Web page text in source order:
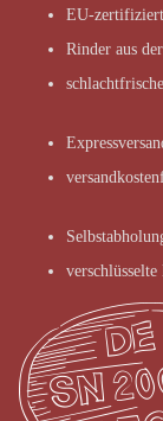
EU-
Rinder aus